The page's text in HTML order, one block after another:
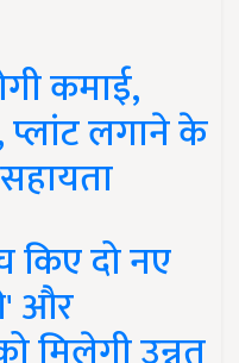
कमाई,
लगाने के
किए दो नए
और